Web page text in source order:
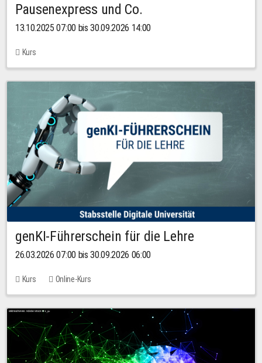
Pausenexpress und Co.
13.10.2025 07:00 bis 30.09.2026 14:00
Kurs
genKI-Führerschein für die Lehre
26.03.2026 07:00 bis 30.09.2026 06:00
Kurs Online-Kurs